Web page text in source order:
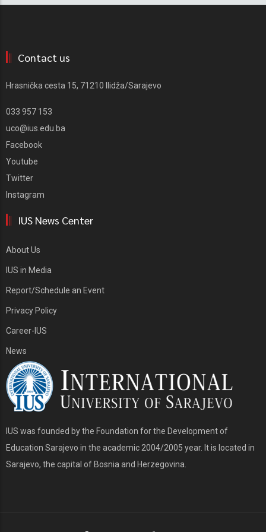
Contact us
Hrasnička cesta 15, 71210 Ilidža/Sarajevo
033 957 153
uco@ius.edu.ba
Facebook
Youtube
Twitter
Instagram
IUS News Center
About Us
IUS in Media
Report/Schedule an Event
Privacy Policy
Career-IUS
News
IUS was founded by the Foundation for the Development of
Education Sarajevo in the academic 2004/2005 year. It is located in
Sarajevo, the capital of Bosnia and Herzegovina.